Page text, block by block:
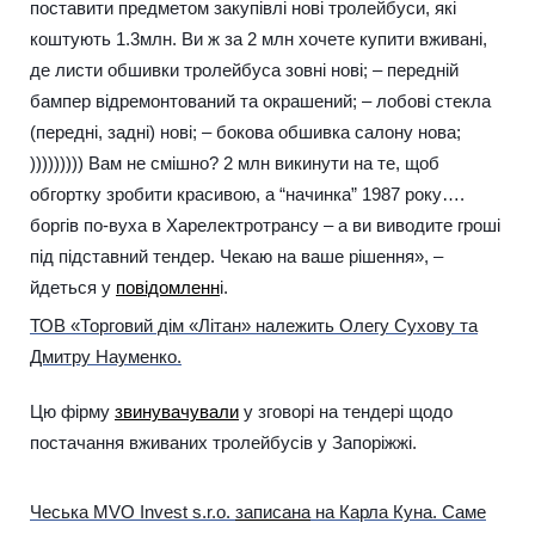
поставити предметом закупівлі нові тролейбуси, які
коштують 1.3млн. Ви ж за 2 млн хочете купити вживані,
де листи обшивки тролейбуса зовні нові; – передній
бампер відремонтований та окрашений; – лобові стекла
(передні, задні) нові; – бокова обшивка салону нова;
))))))))) Вам не смішно? 2 млн викинути на те, щоб
обгортку зробити красивою, а “начинка” 1987 року….
боргів по-вуха в Харелектротрансу – а ви виводите гроші
під підставний тендер. Чекаю на ваше рішення», –
йдеться у повідомленні.
ТОВ «Торговий дім «Літан» належить Олегу Сухову та
Дмитру Науменко.
Цю фірму звинувачували у зговорі на тендері щодо
постачання вживаних тролейбусів у Запоріжжі.
Чеська MVO Invest s.r.o. записана на Карла Куна. Саме